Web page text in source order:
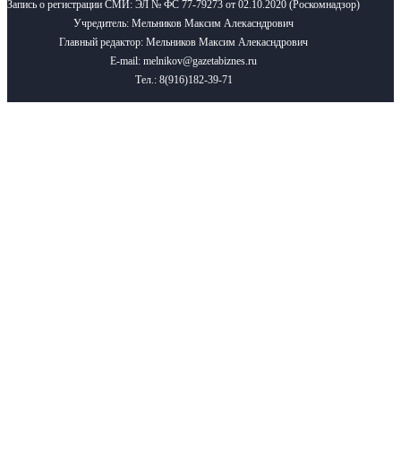
Запись о регистрации СМИ: ЭЛ № ФС 77-79273 от 02.10.2020 (Роскомнадзор)
Учредитель: Мельников Максим Алекасндрович
Главный редактор: Мельников Максим Алекасндрович
E-mail: melnikov@gazetabiznes.ru
Тел.: 8(916)182-39-71